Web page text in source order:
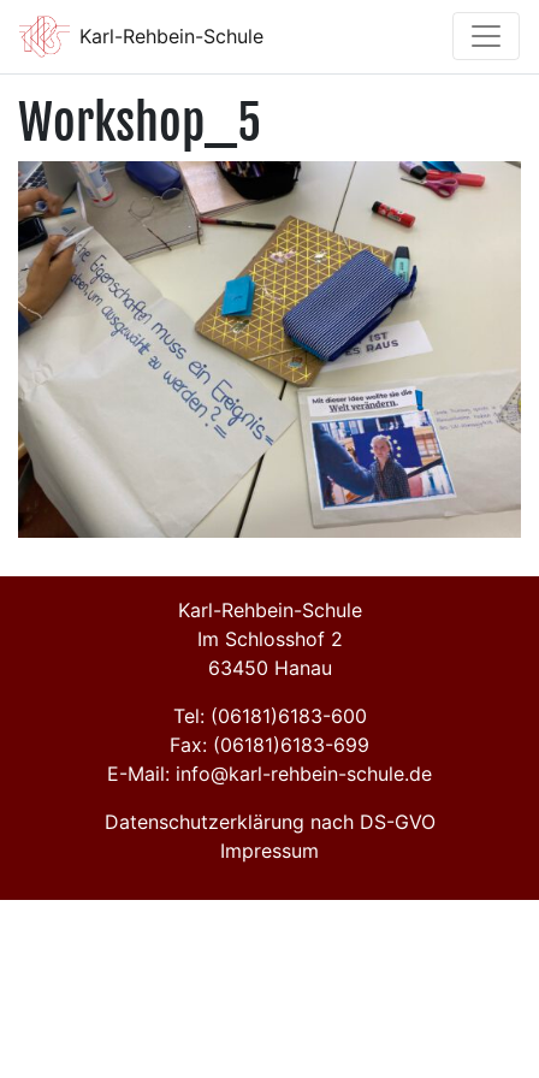
Karl-Rehbein-Schule
Workshop_5
Karl-Rehbein-Schule
Im Schlosshof 2
63450 Hanau
Tel: (06181)6183-600
Fax: (06181)6183-699
E-Mail: info@karl-rehbein-schule.de
Datenschutzerklärung nach DS-GVO
Impressum